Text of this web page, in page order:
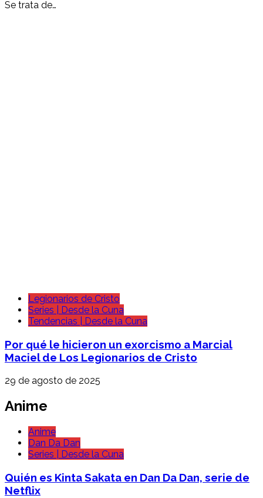
Se trata de…
Legionarios de Cristo
Series | Desde la Cuna
Tendencias | Desde la Cuna
Por qué le hicieron un exorcismo a Marcial
Maciel de Los Legionarios de Cristo
29 de agosto de 2025
Anime
Anime
Dan Da Dan
Series | Desde la Cuna
Quién es Kinta Sakata en Dan Da Dan, serie de
Netflix